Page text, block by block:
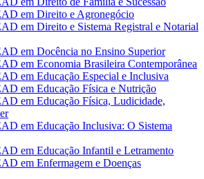
em Direito e Agronegócio
em Direito e Sistema Registral e Notarial
em Docência no Ensino Superior
em Economia Brasileira Contemporânea
em Educação Especial e Inclusiva
em Educação Física e Nutrição
em Educação Física, Ludicidade,
em Educação Inclusiva: O Sistema
em Educação Infantil e Letramento
em Enfermagem e Doenças